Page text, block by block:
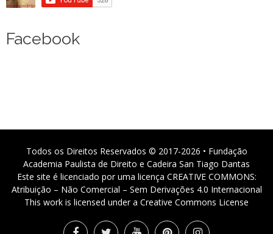
Facebook
Todos os Direitos Reservados © 2017-2026 • Fundação
Academia Paulista de Direito e Cadeira San Tiago Dantas
Este site é licenciado por uma licença CREATIVE COMMONS:
Atribuição – Não Comercial – Sem Derivações 4.0 Internacional
This work is licensed under a Creative Commons License